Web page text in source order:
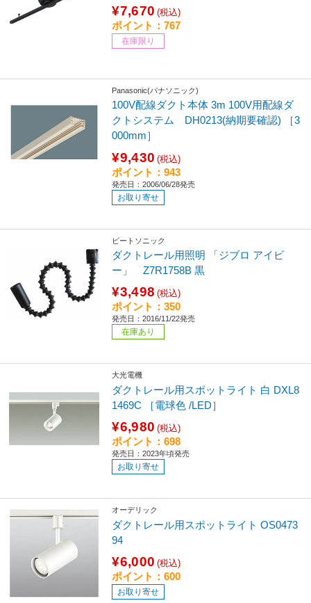
¥7,670 (税込)
ポイント：767
在庫限り
Panasonic(パナソニック)
100V配線ダクト本体 3m 100V用配線ダ
クトシステム DH0213(納期要確認) ［3
000mm］
¥9,430 (税込)
ポイント：943
発売日：2006/06/28発売
お取り寄せ
ビートソニック
ダクトレール用照明 「ジブロ アイビ
ー」 Z7R1758B 黒
¥3,498 (税込)
ポイント：350
発売日：2016/11/22発売
在庫あり
大光電機
ダクトレール用スポットライト 白 DXL8
1469C ［電球色 /LED］
¥6,980 (税込)
ポイント：698
発売日：2023年頃発売
お取り寄せ
オーデリック
ダクトレール用スポットライト OS0473
94
¥6,000 (税込)
ポイント：600
お取り寄せ